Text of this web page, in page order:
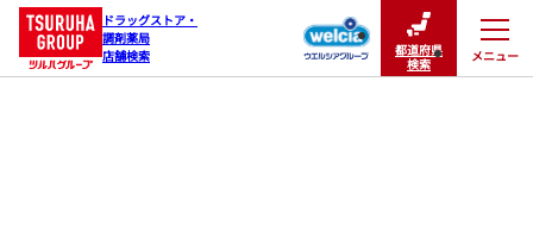
ドラッグストア・
調剤薬局
店舗検索
都道府県
検索
メニュー
閉じる